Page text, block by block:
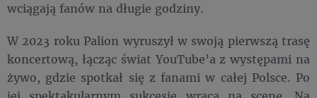
wciągają fanów na długie godziny.
W 2023 roku Palion wyruszył w swoją pierwszą trasę
koncertową, łącząc świat YouTube’a z występami na
żywo, gdzie spotkał się z fanami w całej Polsce. Po